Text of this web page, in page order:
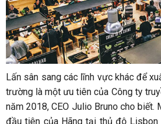
Lấn sân sang các lĩnh vực khác để
trường là một ưu tiên của Công ty
năm 2018, CEO Julio Bruno cho biết.
đầu tiên của Hãng tại thủ đô